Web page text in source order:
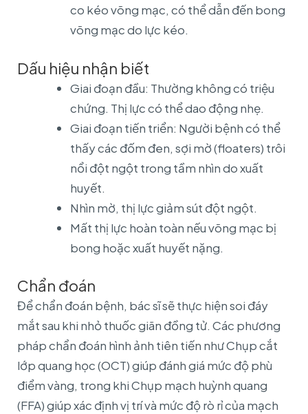
co kéo võng mạc, có thể dẫn đến bong
võng mạc do lực kéo.
Dấu hiệu nhận biết
Giai đoạn đầu: Thường không có triệu
chứng. Thị lực có thể dao động nhẹ.
Giai đoạn tiến triển: Người bệnh có thể
thấy các đốm đen, sợi mờ (floaters) trôi
nổi đột ngột trong tầm nhìn do xuất
huyết.
Nhìn mờ, thị lực giảm sút đột ngột.
Mất thị lực hoàn toàn nếu võng mạc bị
bong hoặc xuất huyết nặng.
Chẩn đoán
Để chẩn đoán bệnh, bác sĩ sẽ thực hiện soi đáy
mắt sau khi nhỏ thuốc giãn đồng tử. Các phương
pháp chẩn đoán hình ảnh tiên tiến như Chụp cắt
lớp quang học (OCT) giúp đánh giá mức độ phù
điểm vàng, trong khi Chụp mạch huỳnh quang
(FFA) giúp xác định vị trí và mức độ rò rỉ của mạch